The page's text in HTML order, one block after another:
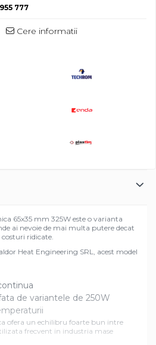
777
Cere informatii
65x35 mm 325W este o varianta
ai nevoie de mai multa putere decat
ridicate.
Heat Engineering SRL, acest model
de variantele de 250W
ofera un echilibru foarte bun intre
frecvent in industria mase